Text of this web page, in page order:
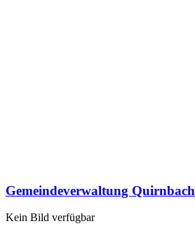
Gemeindeverwaltung Quirnbach
Kein Bild verfügbar